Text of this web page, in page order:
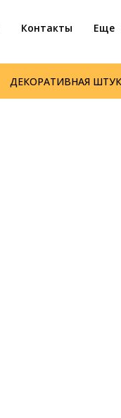
Контакты Еще
ДЕКОРАТИВНАЯ